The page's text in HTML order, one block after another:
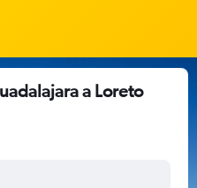
a Loreto